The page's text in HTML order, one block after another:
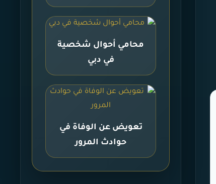
محامي أحوال شخصية
في دبي
تعويض عن الوفاة في
حوادث المرور